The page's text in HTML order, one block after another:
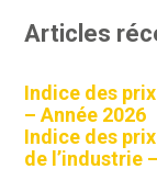
Articles
Indice des
– Année 2026
Indice des
de l’industrie